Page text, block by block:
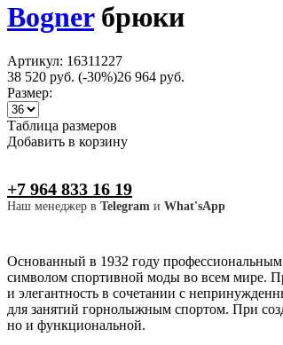
Bognerбрюки
Артикул: 16311227
38 520 руб. (-30%)26 964 руб.
Размер:
Таблица размеров
Добавить в корзину
+7 964 833 16 19
Наш менеджер в Telegram и What'sApp
Основанный в 1932 году профессиональным
символом спортивной моды во всем мире.
и элегантность в сочетании с
для занятий горнолыжным спортом. При
но и функциональной.